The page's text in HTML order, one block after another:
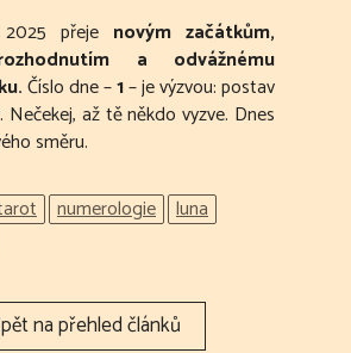
přeje novým začátkům,
a odvážnému
Číslo dne –1– je výzvou: postav
Nečekej, až tě někdo vyzve. Dnes
směru.
numerologie
luna